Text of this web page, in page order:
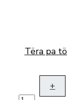
Tëra pa
+